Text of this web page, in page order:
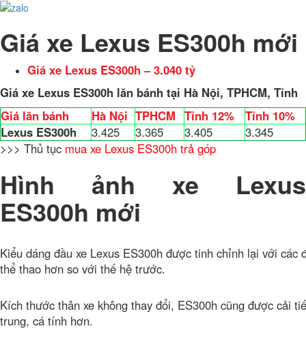
Giá xe Lexus ES300h mới
Giá xe Lexus ES300h – 3.040 tỷ
Giá xe Lexus ES300h lăn bánh tại Hà Nội, TPHCM, Tỉnh
Giá lăn bánh
Hà Nội TPHCM Tỉnh 12%
Tỉnh 10%
Lexus ES300h
3.425 3.365 3.405
3.345
>>> Thủ tục mua xe Lexus ES300h trả góp
Hình ảnh xe Lexus
ES300h mới
Kiểu dáng đầu xe Lexus ES300h được tinh chỉnh lại với các
thể thao hơn so với thế hệ trước.
Kích thước thân xe không thay đổi, ES300h cũng được cải
trung, cá tính hơn.